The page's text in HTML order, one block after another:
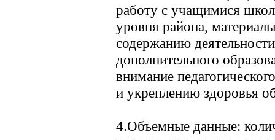
работу с учащимися
уровня района,
содержанию
дополнительного
внимание
и укреплению здоровья
4.Объемные данные: